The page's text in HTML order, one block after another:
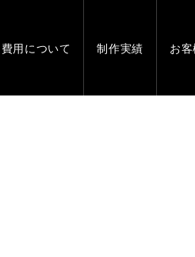
費用について 制作実績 お